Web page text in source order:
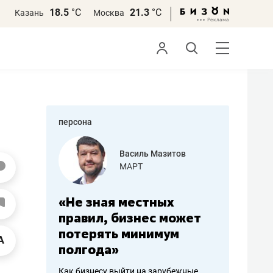
Казань 18.5 °С Москва 21.3 °С
персона
работа
Василь Мазитов
МАРТ
«Не зная местных
правил, бизнес может
потерять минимум
полгода»